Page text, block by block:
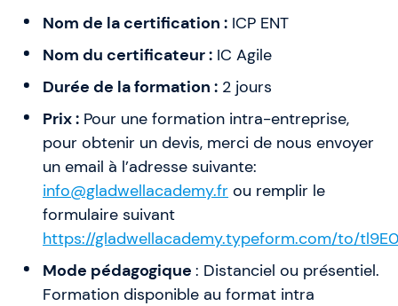
Nom de la certification : ICP ENT
Nom du certificateur : IC Agile
Durée de la formation : 2 jours
Prix : Pour une formation intra-entreprise,
pour obtenir un devis, merci de nous envoyer
un email à l’adresse suivante:
info@gladwellacademy.fr ou remplir le
formulaire suivant
https://gladwellacademy.typeform.com/to/
Mode pédagogique : Distanciel ou présentiel.
Formation disponible au format intra